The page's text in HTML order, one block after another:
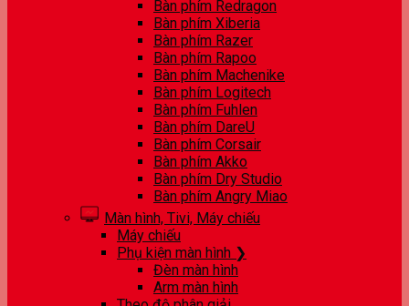
Bàn phím Redragon
Bàn phím Xiberia
Bàn phím Razer
Bàn phím Rapoo
Bàn phím Machenike
Bàn phím Logitech
Bàn phím Fuhlen
Bàn phím DareU
Bàn phím Corsair
Bàn phím Akko
Bàn phím Dry Studio
Bàn phím Angry Miao
Màn hình, Tivi, Máy chiếu
Máy chiếu
Phụ kiện màn hình ❯
Đèn màn hình
Arm màn hình